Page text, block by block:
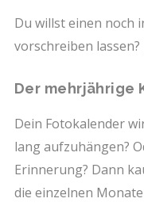
Du willst einen noch
vorschreiben lassen?
Der mehrjährige
Dein Fotokalender
lang aufzuhängen?
Erinnerung? Dann
die einzelnen